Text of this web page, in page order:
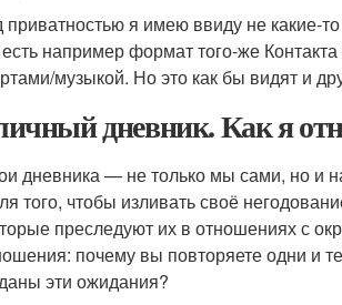
я имею ввиду не какие-
есть например формат того-же
музыкой. Но это как бы видят и
дневник. Как я
дневника — не только мы сами, но и
того, чтобы изливать своё
преследуют их в отношениях с
почему вы повторяете одни и
эти ожидания?